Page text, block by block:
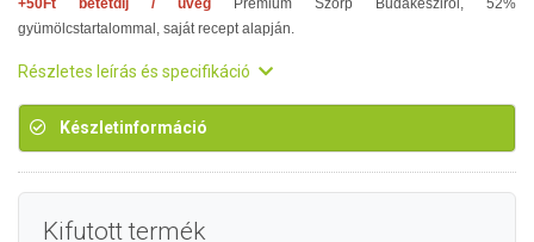
+50Ft betétdíj / üveg
Prémium Szörp Budakesziről, 52%
gyümölcstartalommal, saját recept alapján.
Részletes leírás és specifikáció
Készletinformáció
Kifutott termék